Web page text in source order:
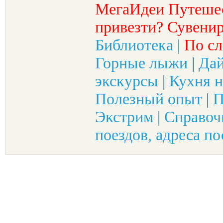
МегаИдеи
привезти?
Библиотека | По
Горные лыжи |
экскурсы | Кухня
Полезный опыт |
Экстрим |
поездов, адреса